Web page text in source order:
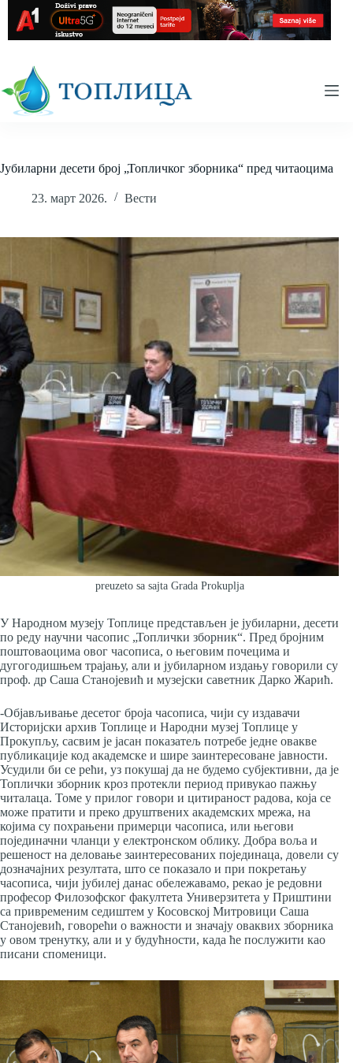
content
Јубиларни десети број „Топличког зборника“ пред читаоцима
23. март 2026. Вести
preuzeto sa sajta Grada Prokuplja
У Народном музеју Топлице представљен је јубиларни, десети
по реду научни часопис „Топлички зборник“. Пред бројним
поштоваоцима овог часописа, о његовим почецима и
дугогодишњем трајању, али и јубиларном издању говорили су
проф. др Саша Станојевић и музејски саветник Дарко Жарић.
-Објављивање десетог броја часописа, чији су издавачи
Историјски архив Топлице и Народни музеј Топлице у
Прокупљу, сасвим је јасан показатељ потребе једне овакве
публикације код академске и шире заинтересоване јавности.
Усудили би се рећи, уз покушај да не будемо субјективни, да је
Топлички зборник кроз протекли период привукао пажњу
читалаца. Томе у прилог говори и цитираност радова, која се
може пратити и преко друштвених академских мрежа, на
којима су похрањени примерци часописа, или његови
појединачни чланци у електронском облику. Добра воља и
решеност на деловање заинтересованих појединаца, довели су
дозначајних резултата, што се показало и при покретању
часописа, чији јубилеј данас обележавамо, рекао је редовни
професор Филозофског факултета Универзитета у Приштини
са привременим седиштем у Косовској Митровици Саша
Станојевић, говорећи о важности и значају оваквих зборника
у овом тренутку, али и у будућности, када ће послужити као
писани споменици.